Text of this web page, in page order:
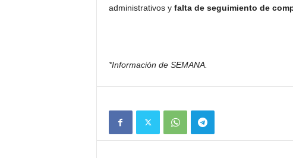
administrativos yfalta de seguimiento de
*Información de SEMANA.